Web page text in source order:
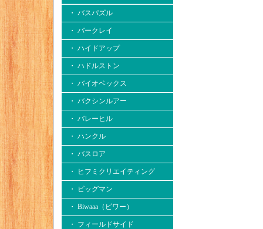
・ バスパズル
・ バークレイ
・ ハイドアップ
・ ハドルストン
・ バイオベックス
・ バクシンルアー
・ バレーヒル
・ ハンクル
・ バスロア
・ ヒフミクリエイティング
・ ビッグマン
・ Biwaaa（ビワー）
・ フィールドサイド